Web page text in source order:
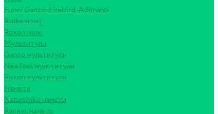
Ножі Ganzo-Firebird-Adimanti
Ruike ножі
Roxon ножi
Мультитули
Ganzo мультитули
NexTool мультитули
Roxon мультитули
Намети
Naturehike намети
Ranger намети